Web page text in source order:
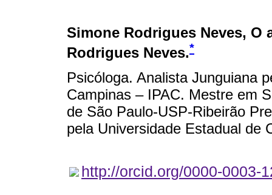
Simone Rodrigues Neves, O
Rodrigues Neves.*
Psicóloga. Analista Junguiana
Campinas – IPAC. Mestre em
de São Paulo-USP-Ribeirão
pela Universidade Estadual de
http://orcid.org/0000-0003-